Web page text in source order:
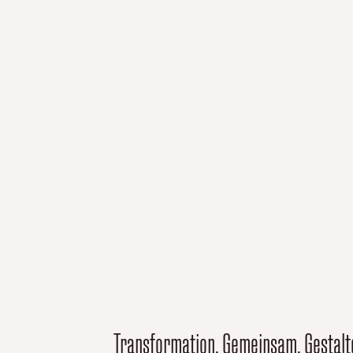
Transformation. Gemeinsam.